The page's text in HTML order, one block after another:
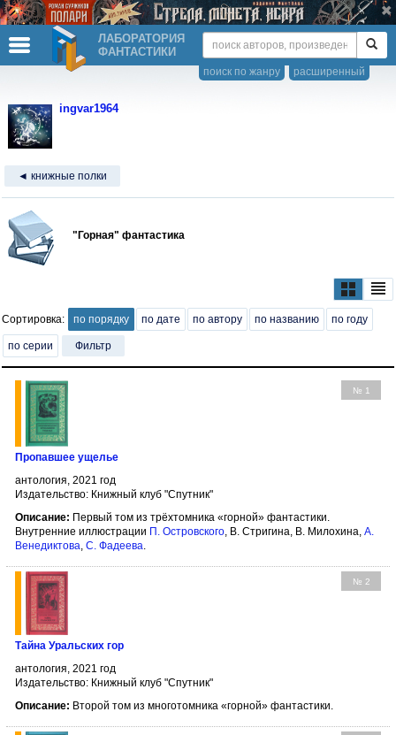
ЛАБОРАТОРИЯ
ФАНТАСТИКИ
расширенный
поиск по жанру
ingvar1964
◄ книжные полки
"Горная" фантастика
Сортировка: по порядку по дате по автору по названию по году
по серии Фильтр
№ 1
Пропавшее ущелье
антология, 2021 год
Издательство: Книжный клуб "Спутник"
Описание: Первый том из трёхтомника «горной» фантастики.
Внутренние иллюстрации П. Островского, В. Стригина, В. Милохина, А.
Венедиктова, С. Фадеева.
№ 2
Тайна Уральских гор
антология, 2021 год
Издательство: Книжный клуб "Спутник"
Описание: Второй том из многотомника «горной» фантастики.